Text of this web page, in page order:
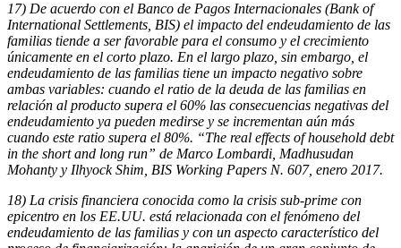
17) De acuerdo con el Banco de Pagos Internacionales (Bank of
International Settlements, BIS) el impacto del endeudamiento de las
familias tiende a ser favorable para el consumo y el crecimiento
únicamente en el corto plazo. En el largo plazo, sin embargo, el
endeudamiento de las familias tiene un impacto negativo sobre
ambas variables: cuando el ratio de la deuda de las familias en
relación al producto supera el 60% las consecuencias negativas del
endeudamiento ya pueden medirse y se incrementan aún más
cuando este ratio supera el 80%. “The real effects of household debt
in the short and long run” de Marco Lombardi, Madhusudan
Mohanty y Ilhyock Shim, BIS Working Papers N. 607, enero 2017.
18) La crisis financiera conocida como la crisis sub-prime con
epicentro en los EE.UU. está relacionada con el fenómeno del
endeudamiento de las familias y con un aspecto característico del